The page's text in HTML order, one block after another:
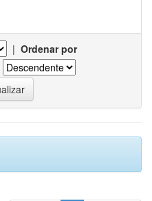
| Ordenar por